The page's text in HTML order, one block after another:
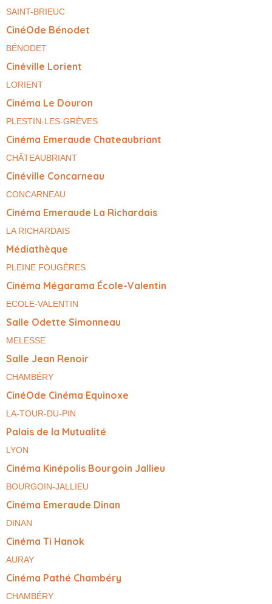
SAINT-BRIEUC
CinéOde Bénodet
BÉNODET
Cinéville Lorient
LORIENT
Cinéma Le Douron
PLESTIN-LES-GRÈVES
Cinéma Emeraude Chateaubriant
CHÂTEAUBRIANT
Cinéville Concarneau
CONCARNEAU
Cinéma Emeraude La Richardais
LA RICHARDAIS
Médiathèque
PLEINE FOUGÈRES
Cinéma Mégarama École-Valentin
ECOLE-VALENTIN
Salle Odette Simonneau
MELESSE
Salle Jean Renoir
CHAMBÉRY
CinéOde Cinéma Equinoxe
LA-TOUR-DU-PIN
Palais de la Mutualité
LYON
Cinéma Kinépolis Bourgoin Jallieu
BOURGOIN-JALLIEU
Cinéma Emeraude Dinan
DINAN
Cinéma Ti Hanok
AURAY
Cinéma Pathé Chambéry
CHAMBÉRY